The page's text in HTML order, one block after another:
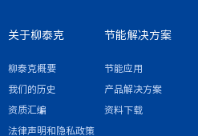
关于柳泰克
柳泰克概要
我们的历史
资质汇编
法律声明和隐私政策
节能解决方案
节能应用
产品解决方案
资料下载